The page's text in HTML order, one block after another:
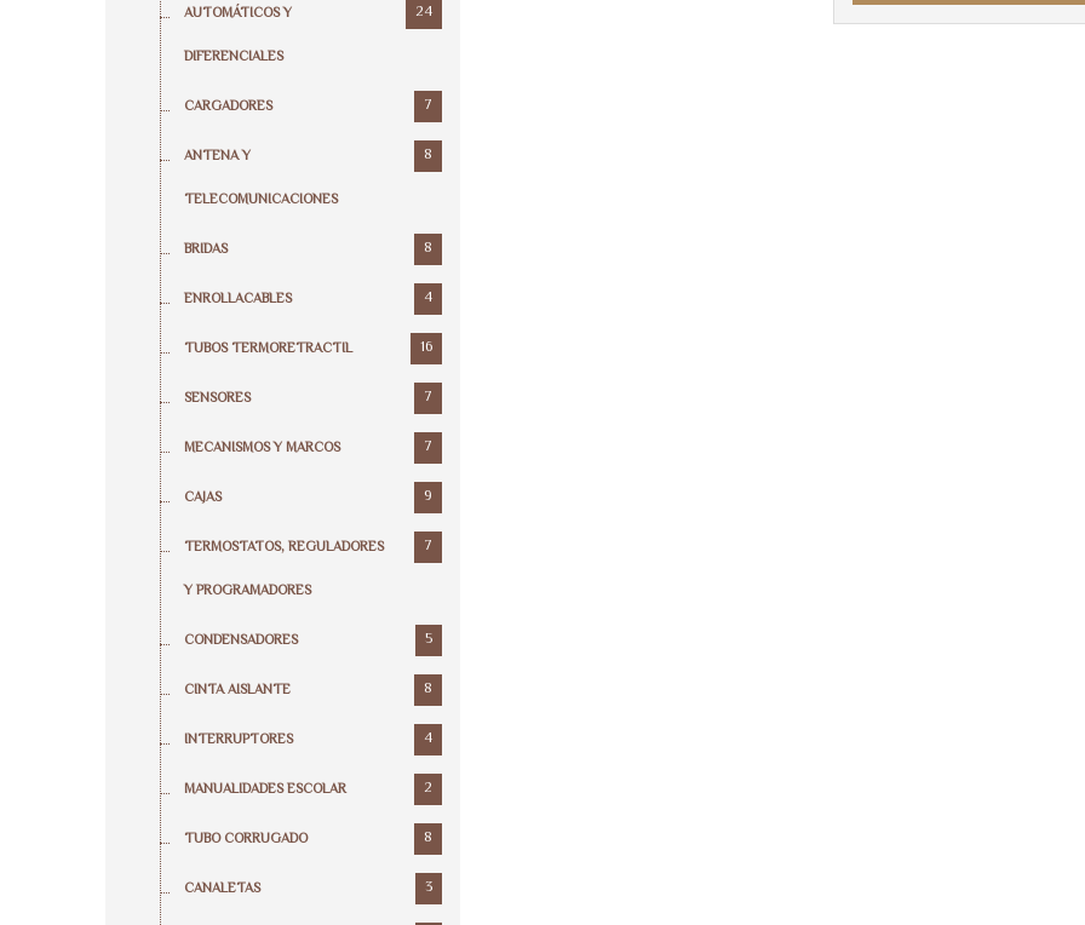
AUTOMÁTICOS Y
DIFERENCIALES
24
CARGADORES 7
ANTENA Y
TELECOMUNICACIONES
8
BRIDAS 8
ENROLLACABLES 4
TUBOS TERMORETRACTIL 16
SENSORES 7
MECANISMOS Y MARCOS 7
CAJAS 9
TERMOSTATOS, REGULADORES
Y PROGRAMADORES
7
CONDENSADORES 5
CINTA AISLANTE 8
INTERRUPTORES 4
MANUALIDADES ESCOLAR 2
TUBO CORRUGADO 8
CANALETAS 3